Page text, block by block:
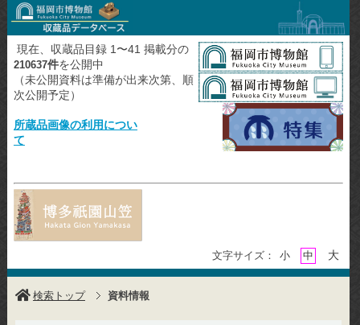
現在、収蔵品目録 1〜41 掲載分の
210637件を公開中
（未公開資料は準備が出来次第、順
次公開予定）
所蔵品画像の利用につい
て
文字サイズ： 小 中 大
検索トップ 資料情報